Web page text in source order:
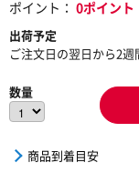
ポイント： 0ポイント
出荷予定
ご注文日の翌日から2週
数量
商品到着目安